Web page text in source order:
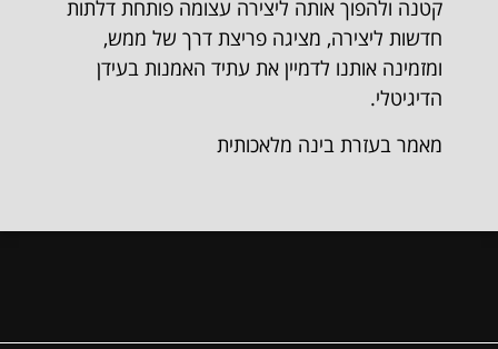
קטנה ולהפוך אותה ליצירה עצומה פותחת דלתות
חדשות ליצירה, מציגה פריצת דרך של ממש,
ומזמינה אותנו לדמיין את עתיד האמנות בעידן
הדיגיטלי.
מאמר בעזרת בינה מלאכותית